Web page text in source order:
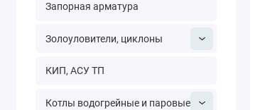
Запорная арматура
Золоуловители, циклоны
КИП, АСУ ТП
Котлы водогрейные и паровые